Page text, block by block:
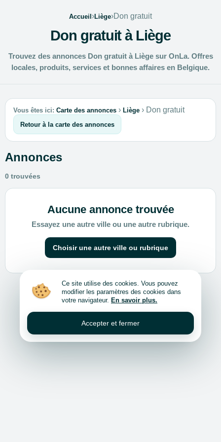
Accueil›Liège›Don gratuit
Don gratuit à Liège
Trouvez des annonces Don gratuit à Liège sur OnLa. Offres
locales, produits, services et bonnes affaires en Belgique.
Vous êtes ici: Carte des annonces › Liège › Don gratuit
Retour à la carte des annonces
Annonces
0 trouvées
Aucune annonce trouvée
Essayez une autre ville ou une autre rubrique.
Choisir une autre ville ou rubrique
Ce site utilise des cookies. Vous pouvez
modifier les paramètres des cookies dans
votre navigateur. En savoir plus.
Accepter et fermer